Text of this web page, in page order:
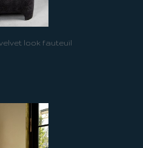
look fauteuil